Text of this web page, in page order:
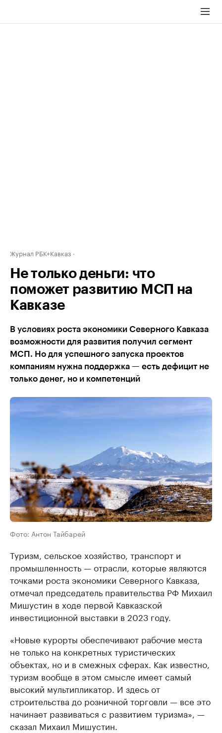
Журнал РБК+Кавказ
Не только деньги: что
поможет развитию МСП на
Кавказе
В условиях роста экономики Северного Кавказа
возможности для развития получил сегмент
МСП. Но для успешного запуска проектов
компаниям нужна поддержка — есть дефицит не
только денег, но и компетенций
Фото: Антон Тайбарей
Туризм, сельское хозяйство, транспорт и
промышленность — отрасли, которые являются
точками роста экономики Северного Кавказа,
отмечал председатель правительства РФ Михаил
Мишустин в ходе первой Кавказской
инвестиционной выставки в 2023 году.
«Новые курорты обеспечивают рабочие места
не только на конкретных туристических
объектах, но и в смежных сферах. Как известно,
туризм вообще в этом смысле имеет самый
высокий мультипликатор. И здесь от
строительства до розничной торговли — все это
начинает развиваться с развитием туризма», —
сказал Михаил Мишустин.